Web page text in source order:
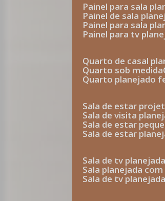
painel para sala
painel de sala
painel para sala
painel para tv
quarto de casal
quarto sob medida
quarto planejado
sala de estar
sala de visita
sala de estar
sala de estar
sala de tv
sala planejada
sala de tv